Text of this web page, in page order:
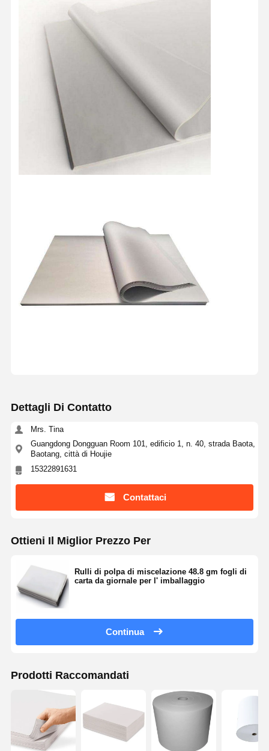
Dettagli Di Contatto
Mrs. Tina
Guangdong Dongguan Room 101, edificio 1, n. 40, strada Baota,
Baotang, città di Houjie
15322891631
Contattaci
Ottieni Il Miglior Prezzo Per
Rulli di polpa di miscelazione 48.8 gm fogli di
carta da giornale per l' imballaggio
Continua
Prodotti Raccomandati